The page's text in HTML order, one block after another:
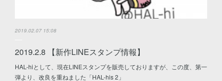
2019.02.07 15:08
2019.2.8 【新作LINEスタンプ情報】
HAL-hiとして、現在LINEスタンプを販売しておりますが、この度、第一
弾より、改良を重ねました「HAL-his 2」